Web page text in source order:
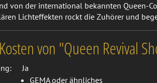
von der international bekannten Queen-
Lichteffekten rockt die Zuhörer und
von "Queen Revival
Ja
GEMA oder ähnliches